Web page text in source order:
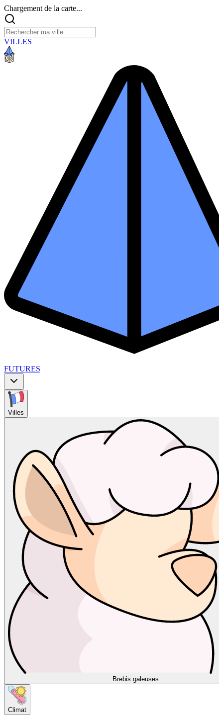
Chargement de la carte...
VILLES
FUTURES
Villes
Brebis galeuses
Climat